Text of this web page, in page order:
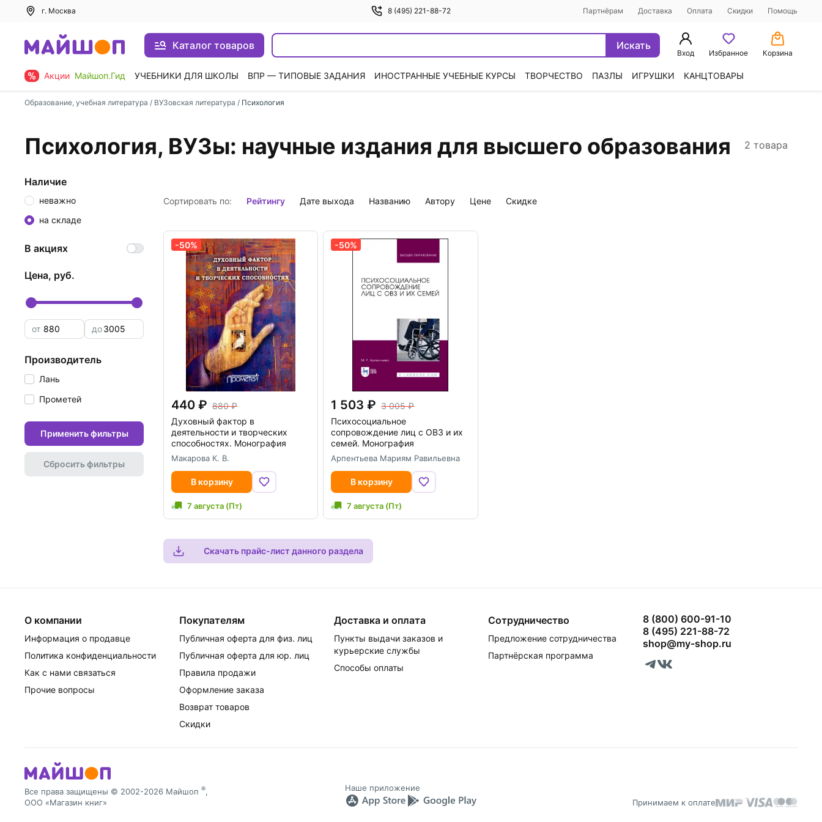
г. Москва 8 (495) 221-88-72 Партнёрам Доставка Оплата Скидки Помощь
Каталог товаров Искать
Вход Избранное Корзина
Акции Майшоп.Гид УЧЕБНИКИ ДЛЯ ШКОЛЫ ВПР — ТИПОВЫЕ ЗАДАНИЯ ИНОСТРАННЫЕ УЧЕБНЫЕ КУРСЫ ТВОРЧЕСТВО ПАЗЛЫ ИГРУШКИ КАНЦТОВАРЫ
Образование, учебная литература / ВУЗовская литература / Психология
Психология, ВУЗы: научные издания для высшего образования 2 товара
Сортировать по: рейтингу дате выхода названию автору цене скидке
-50%
440
880
Духовный фактор в
деятельности и творческих
способностях. Монография
Макарова К. В.
В корзину
7 августа (Пт)
-50%
1 503
3 005
Психосоциальное
сопровождение лиц с ОВЗ и их
семей. Монография
Арпентьева Мариям Равильевна
В корзину
7 августа (Пт)
Скачать прайс-лист данного раздела
Наличие
неважно
на складе
В акциях
цена, руб.
от до
производитель
Лань
Прометей
Применить фильтры
Сбросить фильтры
О компании
Информация о продавце
Политика конфиденциальности
Как с нами связаться
Прочие вопросы
Покупателям
Публичная оферта для физ. лиц
Публичная оферта для юр. лиц
Правила продажи
Оформление заказа
Возврат товаров
Скидки
Доставка и оплата
Пункты выдачи заказов и
курьерские службы
Способы оплаты
Сотрудничество
Предложение сотрудничества
Партнёрская программа
8 (800) 600-91-10
8 (495) 221-88-72
shop@my-shop.ru
Все права защищены © 2002-2026 Майшоп ®,
ООО «Магазин книг»
Наше приложение
Принимаем к оплате